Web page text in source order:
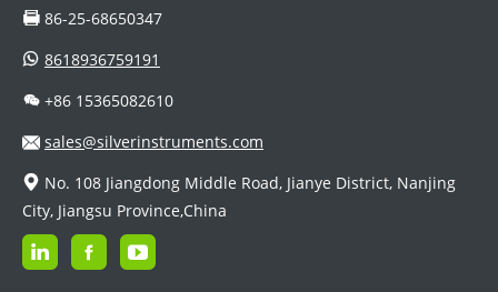
86-25-68650347
8618936759191
+86 15365082610
sales@silverinstruments.com
No. 108 Jiangdong Middle Road, Jianye District, Nanjing
City, Jiangsu Province,China